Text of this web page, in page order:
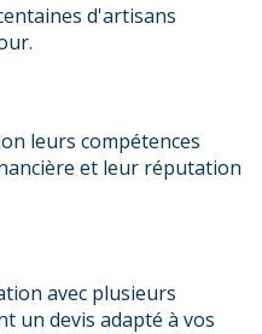
d'artisans
leurs compétences
et leur réputation
avec plusieurs
un devis adapté à vos